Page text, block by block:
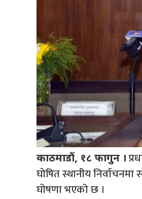
काठमाडौं, १८ फागुन ।
घोषित स्थानीय
घोषणा भएको छ ।